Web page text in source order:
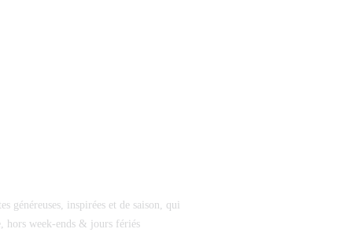
généreuses, inspirées et de saison, qui
hors week-ends & jours fériés